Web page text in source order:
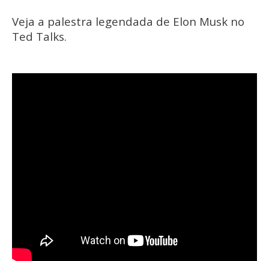
Veja a palestra legendada de Elon Musk no
Ted Talks.